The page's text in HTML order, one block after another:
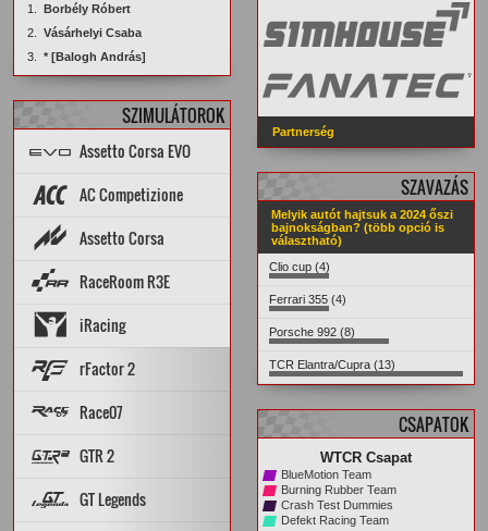
1. Borbély Róbert
2. Vásárhelyi Csaba
3. * [Balogh András]
SZIMULÁTOROK
Assetto Corsa EVO
AC Competizione
Topik
PÁLYA REKORDOK
AUTÓK
Dedi szerverek
Dedi stat
Assetto Corsa
Rank App
AUTÓK
PÁLYÁK
STATISZTIKÁK
Good/Bad mods
RaceRoom R3E
Cars & Tracks felmérés
PÁLYÁK
Leaderboard
PÁLYA REKORDOK
ARCHÍVUM
iRacing
rFactor 2
Race07
STATISZTIKÁK
GTR 2
STATISZTIKÁKGT Legends
Partnerség
SZAVAZÁS
Melyik autót hajtsuk a 2024 őszi
bajnokságban? (több opció is
választható)
Clio cup (4)
Ferrari 355 (4)
Porsche 992 (8)
TCR Elantra/Cupra (13)
CSAPATOK
WTCR Csapat
BlueMotion Team
Burning Rubber Team
Crash Test Dummies
Defekt Racing Team